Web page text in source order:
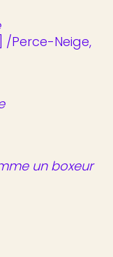
/Perce-Neige,
un boxeur